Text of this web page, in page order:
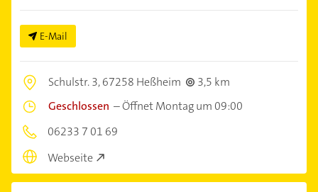
E-Mail
Schulstr. 3,67258 Heßheim
3,5 km
Geschlossen –Öffnet Montag um 09:00
06233 7 01 69
Webseite